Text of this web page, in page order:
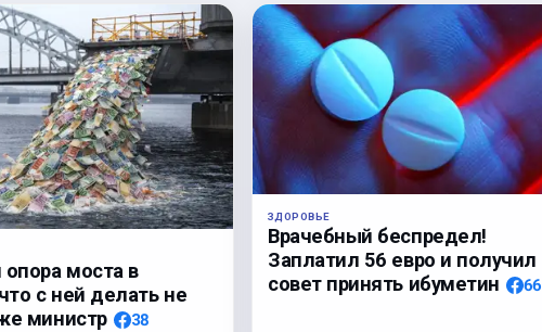
опора моста в
с ней делать не
министр
38
ЗДОРОВЬЕ
Врачебный беспредел!
Заплатил 56 евро и получил
совет принять ибуметин
66